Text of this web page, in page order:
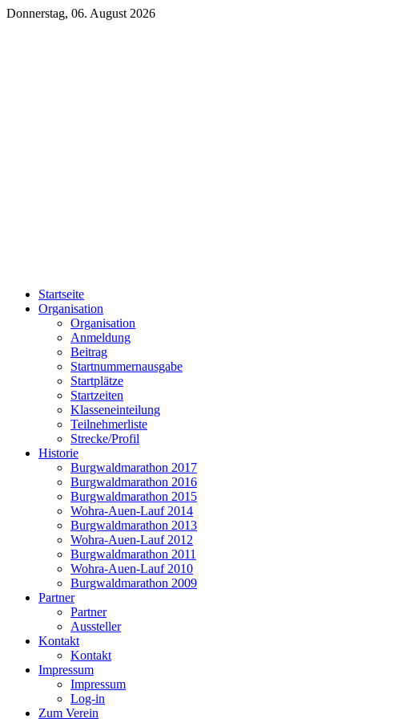
Donnerstag, 06. August 2026
Startseite
Organisation
Organisation
Anmeldung
Beitrag
Startnummernausgabe
Startplätze
Startzeiten
Klasseneinteilung
Teilnehmerliste
Strecke/Profil
Historie
Burgwaldmarathon 2017
Burgwaldmarathon 2016
Burgwaldmarathon 2015
Wohra-Auen-Lauf 2014
Burgwaldmarathon 2013
Wohra-Auen-Lauf 2012
Burgwaldmarathon 2011
Wohra-Auen-Lauf 2010
Burgwaldmarathon 2009
Partner
Partner
Aussteller
Kontakt
Kontakt
Impressum
Impressum
Log-in
Zum Verein